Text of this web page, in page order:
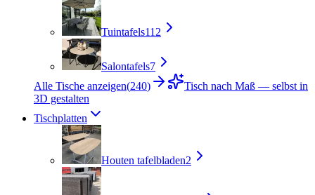
Tuintafels112
Salontafels7
Alle Tische anzeigen(240)
Tisch nach Maß — selbst in
3D gestalten
Tischplatten
Houten tafelbladen2